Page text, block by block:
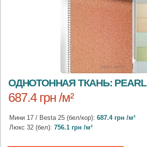
ОДНОТОННАЯ ТКАНЬ: PEARL
687.4 грн /м²
Мини 17 / Besta 25 (бел/кор): 687.4 грн /м²
Люкс 32 (бел): 756.1 грн /м²